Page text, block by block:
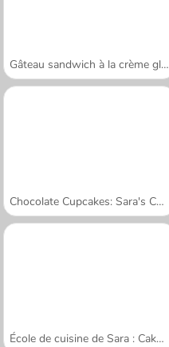
Gâteau sandwich à la crème glacée
Chocolate Cupcakes: Sara's Cooking Class
École de cuisine de Sara : Cake renversé